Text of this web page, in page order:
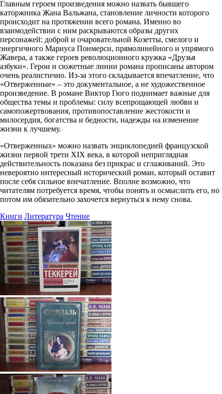
Главным героем произведения можно назвать бывшего
каторжника Жана Вальжана, становление личности которого
происходит на протяжении всего романа. Именно во
взаимодействии с ним раскрываются образы других
персонажей: доброй и очаровательной Козетты, смелого и
энергичного Мариуса Понмерси, прямолинейного и упрямого
Жавера, а также героев революционного кружка «Друзья
азбуки». Герои и сюжетные линии романа прописаны автором
очень реалистично. Из-за этого складывается впечатление, что
«Отверженные» – это документальное, а не художественное
произведение. В романе Виктор Гюго поднимает важные для
общества темы и проблемы: силу всепрощающей любви и
самопожертвования, противопоставление жестокости и
милосердия, богатства и бедности, надежды на изменение
жизни к лучшему.
«Отверженных» можно назвать энциклопедией французской
жизни первой трети XIX века, в которой неприглядная
действительность показана без прикрас и сглаживаний. Это
невероятно интересный исторический роман, который оставит
после себя сильное впечатление. Вполне возможно, что
читателям потребуется время, чтобы понять и осмыслить его, но
потом им обязательно захочется вернуться к нему снова.
Книги Литература Чтение